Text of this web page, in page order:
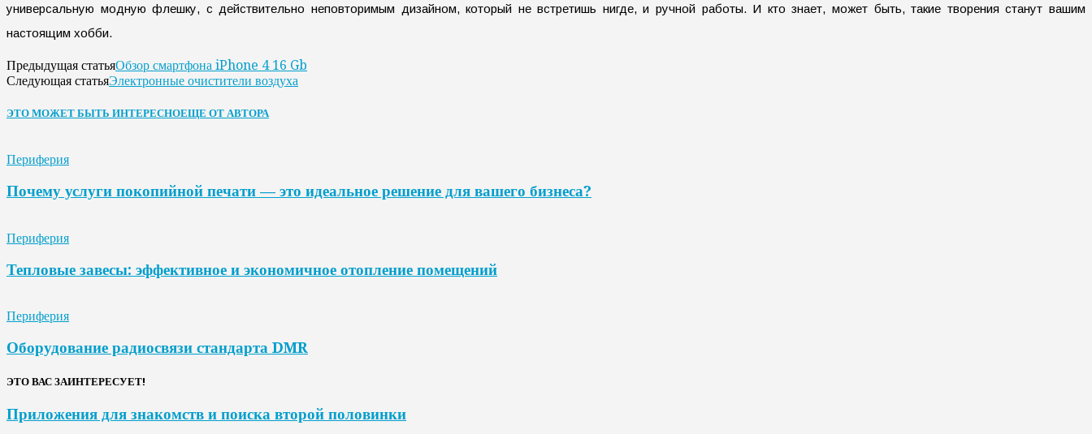
универсальную модную флешку, с действительно неповторимым дизайном, который не встретишь нигде, и ручной работы. И кто знает, может быть, такие творения станут вашим
настоящим хобби.
Предыдущая статьяОбзор смартфона iPhone 4 16 Gb
Следующая статьяЭлектронные очистители воздуха
ЭТО МОЖЕТ БЫТЬ ИНТЕРЕСНОЕЩЕ ОТ АВТОРА
Периферия
Почему услуги покопийной печати — это идеальное решение для вашего бизнеса?
Периферия
Тепловые завесы: эффективное и экономичное отопление помещений
Периферия
Оборудование радиосвязи стандарта DMR
ЭТО ВАС ЗАИНТЕРЕСУЕТ!
Приложения для знакомств и поиска второй половинки